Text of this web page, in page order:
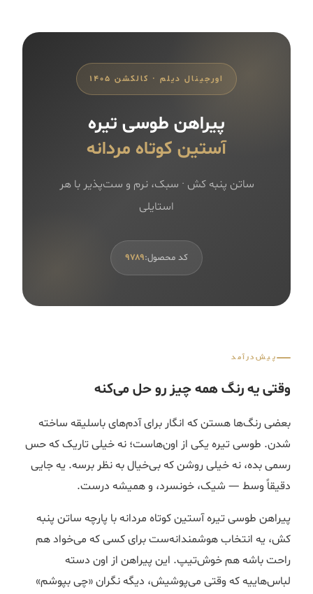
اورجینال دیلم · کالکشن ۱۴۰۵
پیراهن طوسی تیره
آستین کوتاه مردانه
ساتن پنبه کش · سبک، نرم و ست‌پذیر با هر
استایلی
کد محصول:۹۷۸۹
پیش‌درآمد
وقتی یه رنگ همه چیز رو حل می‌کنه
بعضی رنگ‌ها هستن که انگار برای آدم‌های باسلیقه ساخته
شدن. طوسی تیره یکی از اون‌هاست؛ نه خیلی تاریک که حس
رسمی بده، نه خیلی روشن که بی‌خیال به نظر برسه. یه جایی
دقیقاً وسط — شیک، خونسرد، و همیشه درست.
پیراهن طوسی تیره آستین کوتاه مردانه با پارچه ساتن پنبه
کش، یه انتخاب هوشمندانه‌ست برای کسی که می‌خواد هم
راحت باشه هم خوش‌تیپ. این پیراهن از اون دسته
لباس‌هاییه که وقتی می‌پوشیش، دیگه نگران «چی بپوشم»